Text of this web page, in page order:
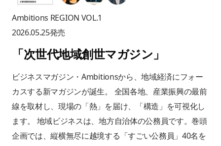
Ambitions REGION VOL.1
2026.05.25発売
「 次世代地域創世マガジン」
ビジネスマガジン・Ambitionsから、地域経済にフォー
カスする新マガジンが誕生。 全国各地、産業振興の最前
線を取材し、現場の「熱」を届け、「構造」を可視化し
ます。 地域ビジネスは、地方自治体の公務員です。巻頭